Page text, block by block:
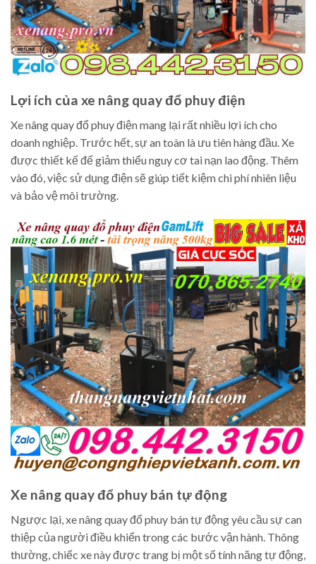
Lợi ích của xe nâng quay đổ phuy điện
Xe nâng quay đổ phuy điện mang lại rất nhiều lợi ích cho
doanh nghiệp. Trước hết, sự an toàn là ưu tiên hàng đầu. Xe
được thiết kế để giảm thiểu nguy cơ tai nạn lao động. Thêm
vào đó, việc sử dụng điện sẽ giúp tiết kiệm chi phí nhiên liệu
và bảo vệ môi trường.
Xe nâng quay đổ phuy bán tự động
Ngược lại, xe nâng quay đổ phuy bán tự động yêu cầu sự can
thiệp của người điều khiển trong các bước vận hành. Thông
thường, chiếc xe này được trang bị một số tính năng tự động,